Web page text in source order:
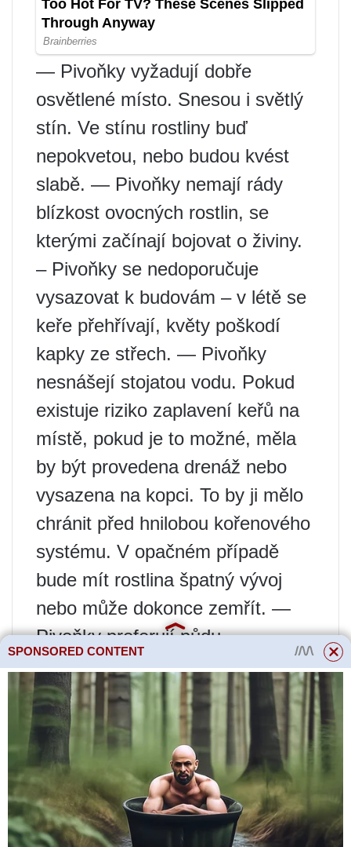
— Pivoňky vyžadují dobře
osvětlené místo. Snesou i světlý
stín. Ve stínu rostliny buď
nepokvetou, nebo budou kvést
slabě. — Pivoňky nemají rády
blízkost ovocných rostlin, se
kterými začínají bojovat o živiny.
– Pivoňky se nedoporučuje
vysazovat k budovám – v létě se
keře přehřívají, květy poškodí
kapky ze střech. — Pivoňky
nesnášejí stojatou vodu. Pokud
existuje riziko zaplavení keřů na
místě, pokud je to možné, měla
by být provedena drenáž nebo
vysazena na kopci. To by ji mělo
chránit před hnilobou kořenového
systému. V opačném případě
bude mít rostlina špatný vývoj
nebo může dokonce zemřít. —
Pivoňky preferují půdu
absorbující vlhkost a dostatečně
prodyšnou. Pro její rozvoj jsou
nejvhodnější hlinité půdy. Reakce
půdního prostředí by měla být
neutrální nebo mírně kyselá pH
6,0 – 7,0. Pivoňky výsadba a
péče.— Velikost výsadbové
SPONSORED CONTENT